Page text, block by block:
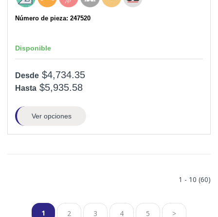
Número de pieza: 247520
Disponible
Desde $4,734.35
Hasta $5,935.58
Ver opciones
1 - 10 (60)
1 2 3 4 5 >